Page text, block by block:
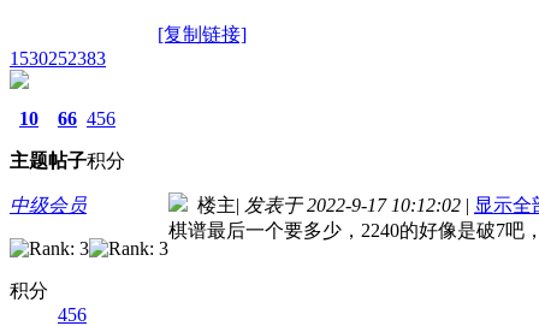
[复制链接]
1530252383
10
主题
66
帖子
456
积分
中级会员
积分
456
楼主| 发表于 2022-9-17 10:12:02 | 显示全
棋谱最后一个要多少，2240的好像是破7吧